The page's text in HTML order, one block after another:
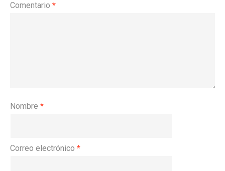
Comentario *
Nombre *
Correo electrónico *